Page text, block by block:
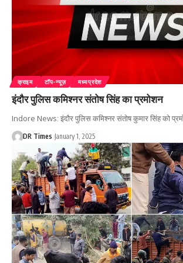
क्राइम टॉप-न्यूज़ मध्यप्रदेश
इंदौर पुलिस कमिश्नर संतोष सिंह का प्रमोशन
Indore News: इंदौर पुलिस कमिश्नर संतोष कुमार सिंह को
DR Times January 1, 2025